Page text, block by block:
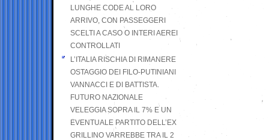
LUNGHE CODE AL LORO
ARRIVO, CON PASSEGGERI
SCELTI A CASO O INTERI AEREI
CONTROLLATI
L’ITALIA RISCHIA DI RIMANERE
OSTAGGIO DEI FILO-PUTINIANI
VANNACCI E DI BATTISTA.
FUTURO NAZIONALE
VELEGGIA SOPRA IL 7% E UN
EVENTUALE PARTITO DELL’EX
GRILLINO VARREBBE TRA IL 2